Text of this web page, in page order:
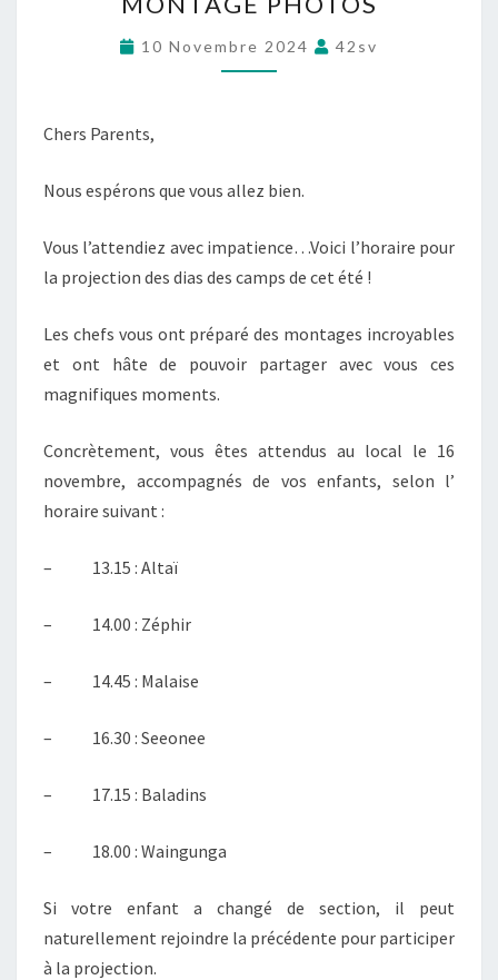
O
T
A
O
O
S
10 Novembre 2024 42sv
Chers Parents,
Nous espérons que vous allez bien.
Vous l’attendiez avec impatience…Voici l’horaire pour
la projection des dias des camps de cet été !
Les chefs vous ont préparé des montages incroyables
et ont hâte de pouvoir partager avec vous ces
magnifiques moments.
Concrètement, vous êtes attendus au local le 16
novembre, accompagnés de vos enfants, selon l’
horaire suivant :
– 13.15 : Altaï
– 14.00 : Zéphir
– 14.45 : Malaise
– 16.30 : Seeonee
– 17.15 : Baladins
– 18.00 : Waingunga
Si votre enfant a changé de section, il peut
naturellement rejoindre la précédente pour participer
à la projection.